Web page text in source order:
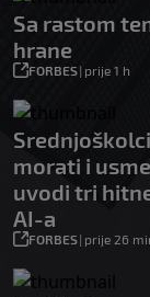
Sa rastom
hrane
FORBES| prije 1 h
morati i
uvodi tri
AI-a
FORBES| prije 26